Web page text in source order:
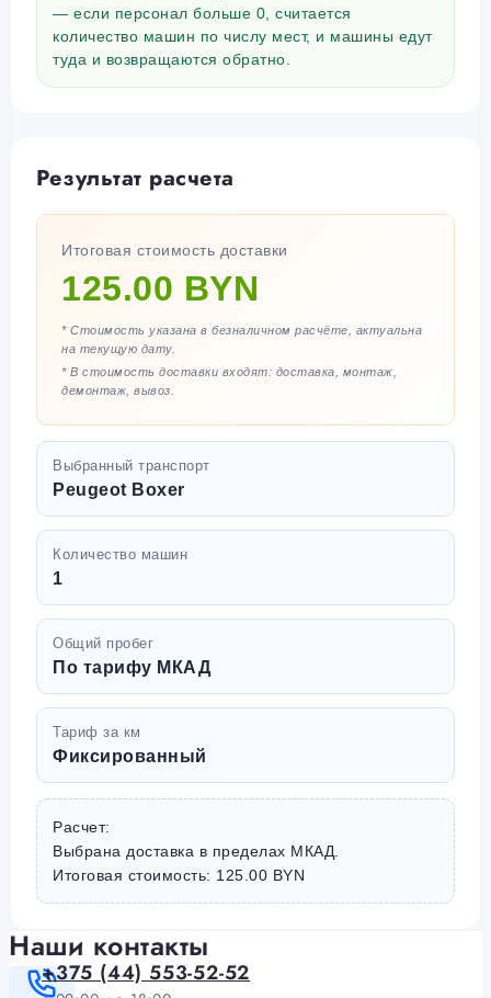
— если персонал больше 0, считается
количество машин по числу мест, и машины едут
туда и возвращаются обратно.
Результат расчета
Итоговая стоимость доставки
125.00 BYN
* Стоимость указана в безналичном расчёте, актуальна
на текущую дату.
* В стоимость доставки входят: доставка, монтаж,
демонтаж, вывоз.
Выбранный транспорт
Peugeot Boxer
Количество машин
1
Общий пробег
По тарифу МКАД
Тариф за км
Фиксированный
Расчет:
Выбрана доставка в пределах МКАД.
Итоговая стоимость: 125.00 BYN
Наши контакты
+375 (44) 553-52-52